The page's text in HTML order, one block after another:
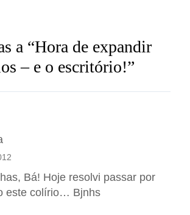
a “Hora de expandir
– e o escritório!”
Bá! Hoje resolvi passar por
este colírio… Bjnhs